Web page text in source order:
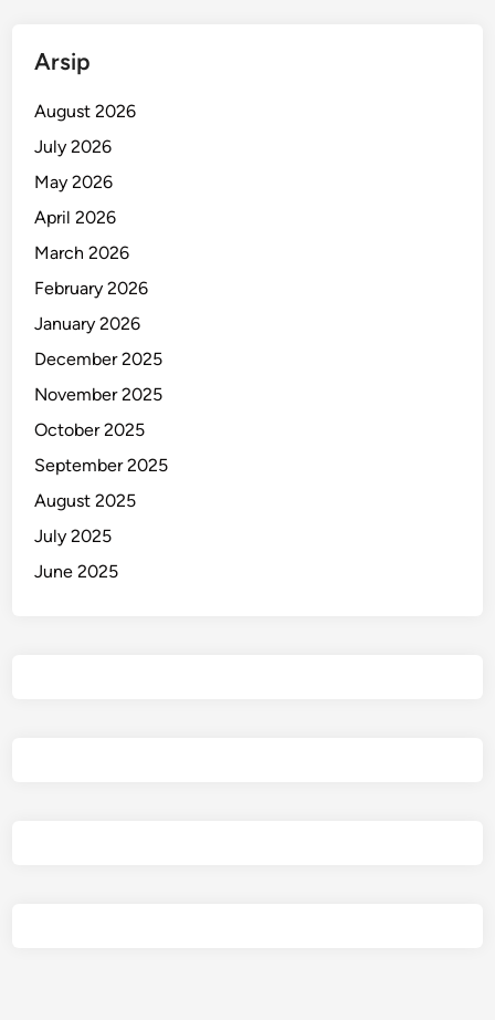
Arsip
August 2026
July 2026
May 2026
April 2026
March 2026
February 2026
January 2026
December 2025
November 2025
October 2025
September 2025
August 2025
July 2025
June 2025